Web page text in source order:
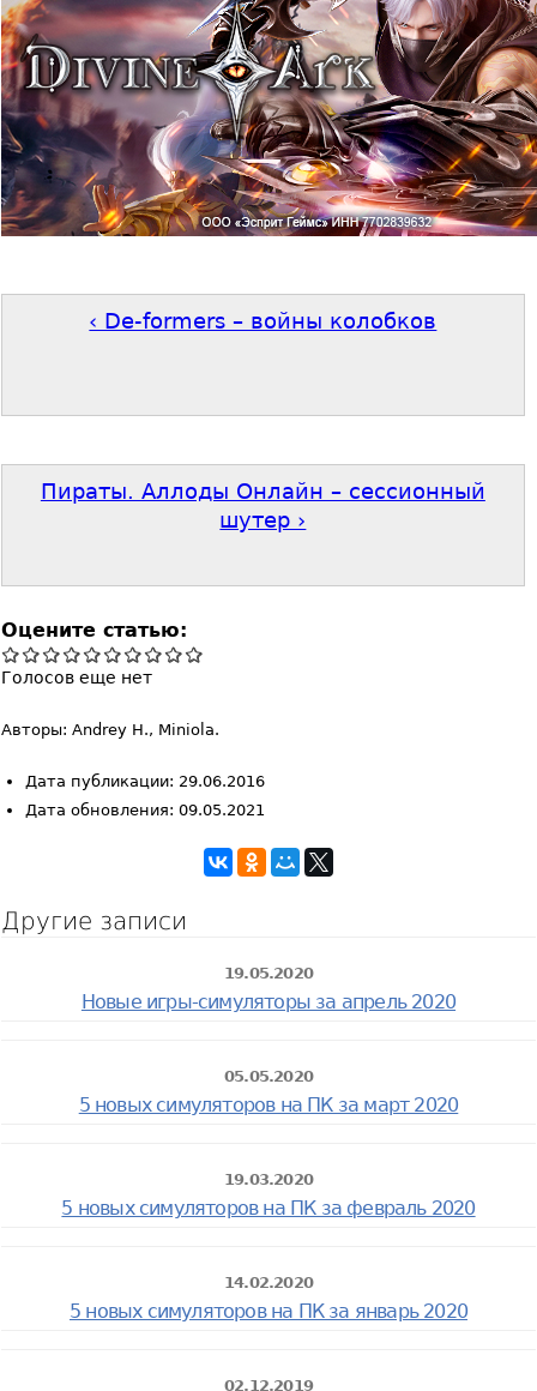
‹ De-formers – войны колобков
Пираты. Аллоды Онлайн – сессионный
шутер ›
Оцените статью:
Голосов еще нет
Авторы: Andrey H., Miniola.
Дата публикации: 29.06.2016
Дата обновления: 09.05.2021
Другие записи
19.05.2020
Новые игры-симуляторы за апрель 2020
05.05.2020
5 новых симуляторов на ПК за март 2020
19.03.2020
5 новых симуляторов на ПК за февраль 2020
14.02.2020
5 новых симуляторов на ПК за январь 2020
02.12.2019